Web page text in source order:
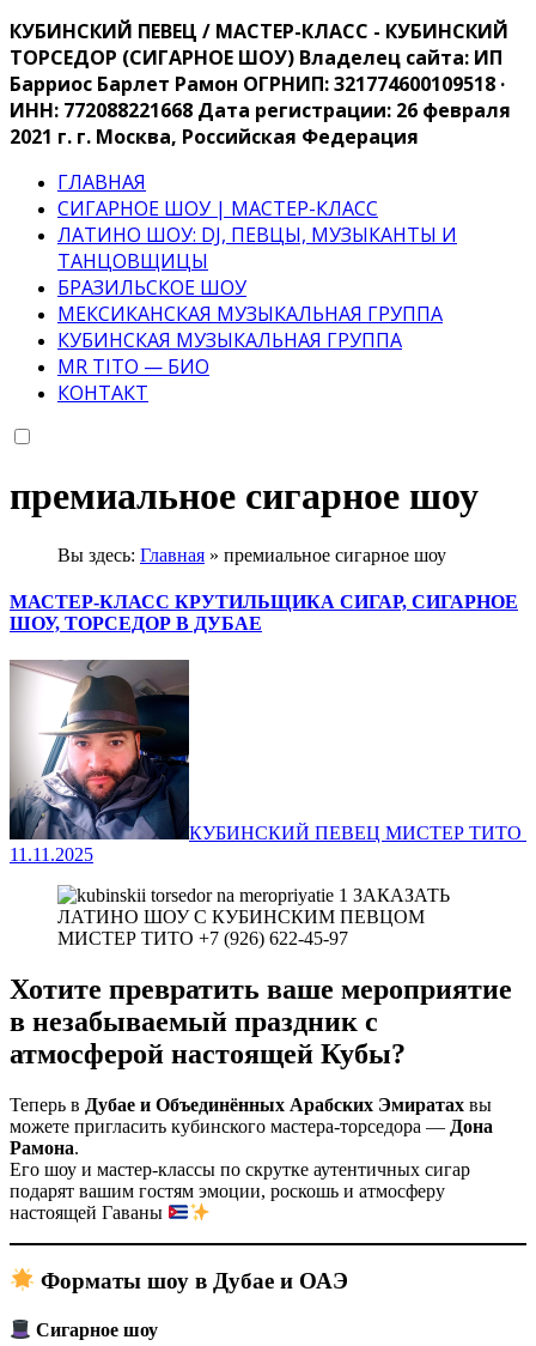
КУБИНСКИЙ ПЕВЕЦ / МАСТЕР-КЛАСС - КУБИНСКИЙ
ТОРСЕДОР (СИГАРНОЕ ШОУ) Владелец сайта: ИП
Барриос Барлет Рамон ОГРНИП: 321774600109518 ·
ИНН: 772088221668 Дата регистрации: 26 февраля
2021 г. г. Москва, Российская Федерация
ГЛАВНАЯ
СИГАРНОЕ ШОУ | МАСТЕР-КЛАСС
ЛАТИНО ШОУ: DJ, ПЕВЦЫ, МУЗЫКАНТЫ И
ТАНЦОВЩИЦЫ
БРАЗИЛЬСКОЕ ШОУ
МЕКСИКАНСКАЯ МУЗЫКАЛЬНАЯ ГРУППА
КУБИНСКАЯ МУЗЫКАЛЬНАЯ ГРУППА
MR TITO — БИО
КОНТАКТ
премиальное сигарное шоу
Вы здесь: Главная » премиальное сигарное шоу
МАСТЕР-КЛАСС КРУТИЛЬЩИКА СИГАР, СИГАРНОЕ
ШОУ, ТОРСЕДОР В ДУБАЕ
КУБИНСКИЙ ПЕВЕЦ МИСТЕР ТИТО ‍
11.11.2025
Хотите превратить ваше мероприятие
в незабываемый праздник с
атмосферой настоящей Кубы?
Теперь в Дубае и Объединённых Арабских Эмиратах вы
можете пригласить кубинского мастера-торседора — Дона
Рамона.
Его шоу и мастер-классы по скрутке аутентичных сигар
подарят вашим гостям эмоции, роскошь и атмосферу
настоящей Гаваны
Форматы шоу в Дубае и ОАЭ
Сигарное шоу